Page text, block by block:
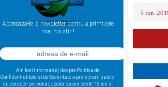
Aboneaza-te la newsletter pentru a primi cele
mai noi stiri!
Am fost informat(a) despre Politica de
Confidentialitate si de Securitate a prelucrarii datelor
cu caracter personal, declar ca am peste 16 ani si
5 iun.